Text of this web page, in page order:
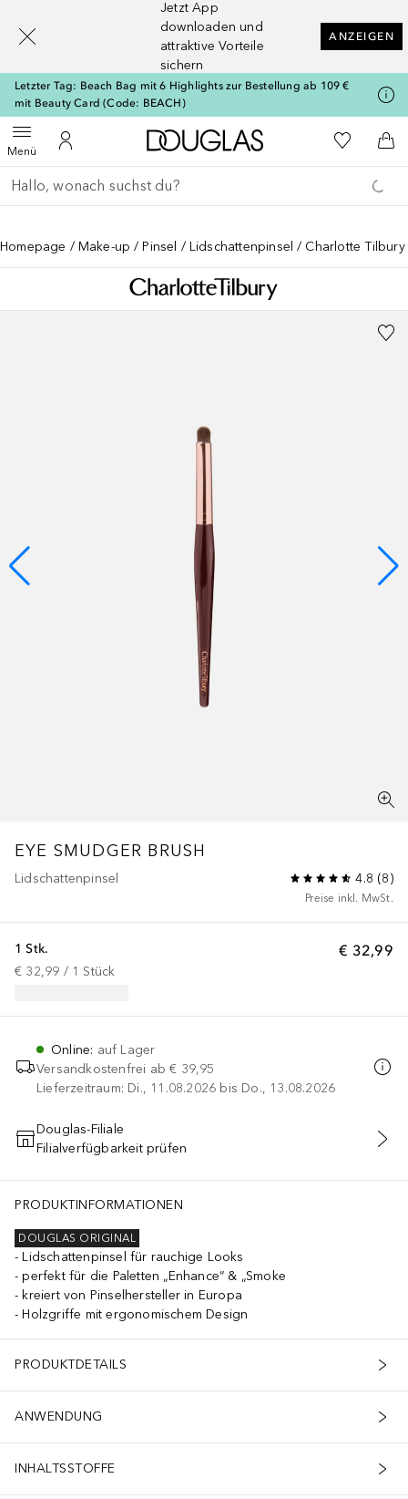
Jetzt App
downloaden und
attraktive Vorteile
sichern
ANZEIGEN
Letzter Tag: Beach Bag mit 6 Highlights zur Bestellung ab 109 €
mit Beauty Card (Code: BEACH)
MenüMenü öffnenZu Meinem Kundenkonto
Zur Douglas Startseite
Zu Meiner
Gehe zurück
Suche ausführen
Homepage Make-up Pinsel Lidschattenpinsel Charlotte
EYE SMUDGER BRUSH
Lidschattenpinsel 4.8 (8)
Preise inkl. MwSt.
€ 32,99
1 Stk.
€ 32,99 / 1 Stück
Online: auf Lager
Versandkostenfrei ab € 39,95
Lieferzeitraum: Di., 11.08.2026 bis Do., 13.08.2026
IN DEN WARENKORB
Douglas-Filiale
Filialverfügbarkeit prüfen
PRODUKTINFORMATIONEN
DOUGLAS ORIGINAL
Lidschattenpinsel für rauchige Looks
perfekt für die Paletten „Enhance“ & „Smoke
kreiert von Pinselhersteller in Europa
Holzgriffe mit ergonomischem Design
PRODUKTDETAILS
ANWENDUNG
INHALTSSTOFFE
[navigation.slideout.screenreader]